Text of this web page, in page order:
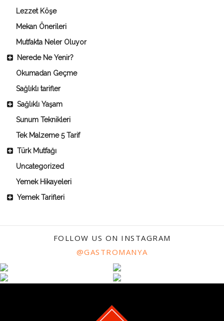
Lezzet Köşe
Mekan Önerileri
Mutfakta Neler Oluyor
Nerede Ne Yenir?
Okumadan Geçme
Sağlıklı tarifler
Sağlıklı Yaşam
Sunum Teknikleri
Tek Malzeme 5 Tarif
Türk Mutfağı
Uncategorized
Yemek Hikayeleri
Yemek Tarifleri
FOLLOW US ON INSTAGRAM
@GASTROMANYA